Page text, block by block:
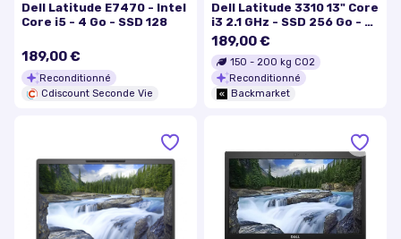
Dell Latitude E7470 - Intel
Core i5 - 4 Go - SSD 128
189,00 €
Reconditionné
Cdiscount Seconde Vie
Dell Latitude 3310 13" Core
i3 2.1 GHz - SSD 256 Go - 8
Go QWERTY - Suédois
189,00 €
150 - 200 kg CO2
Reconditionné
Backmarket